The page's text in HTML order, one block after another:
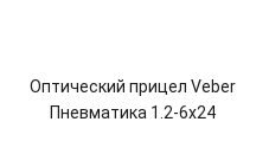
Оптический прицел Veber
Пневматика 1.2-6х24